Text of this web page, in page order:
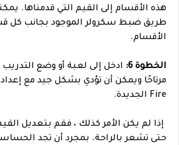
هذه الأقسام إلى القيم التي قدمناها.
طريق ضبط سكرولر الموجود بجانب كل
الأقسام.
الخطوة 6:
ادخل إلى لعبة أو وضع
Fire الجديدة.
إذا لم يكن الأمر كذلك ، فقم بتعديل
حتى تشعر بالراحة. بمجرد أن تجد